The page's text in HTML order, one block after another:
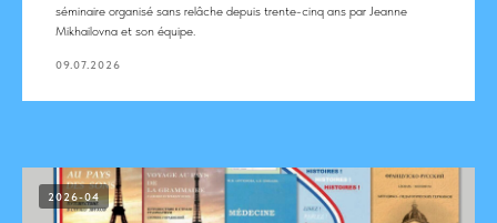
séminaire organisé sans relâche depuis trente-cinq ans par Jeanne
Mikhailovna et son équipe.
09.07.2026
2026-04